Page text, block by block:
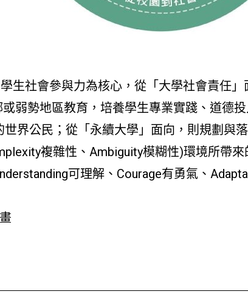
生社會參與力為核心，從「大學社會責任
弱勢地區教育，培養學生專業實踐、道德
界公民；從「永續大學」面向，則規劃與
複雜性、Ambiguity模糊性)環境所帶
可理解、Courage有勇氣、